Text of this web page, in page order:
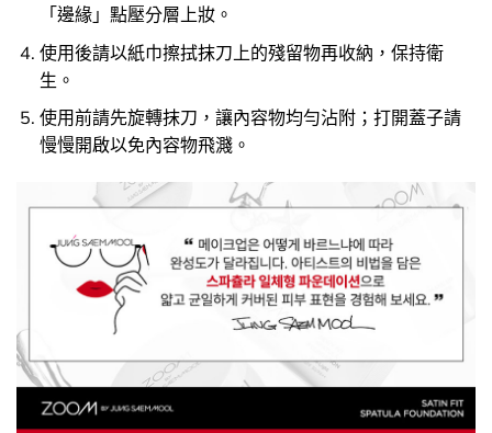
「邊緣」點壓分層上妝。
使用後請以紙巾擦拭抹刀上的殘留物再收納，保持衛
生。
使用前請先旋轉抹刀，讓內容物均勻沾附；打開蓋子請
慢慢開啟以免內容物飛濺。